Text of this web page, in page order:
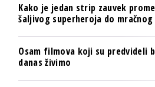
Kako je jedan strip zauvek
šaljivog superheroja do
Osam filmova koji su predvideli
danas živimo